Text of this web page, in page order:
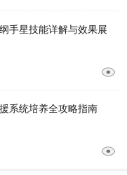
手星技能详解与效果展
系统培养全攻略指南